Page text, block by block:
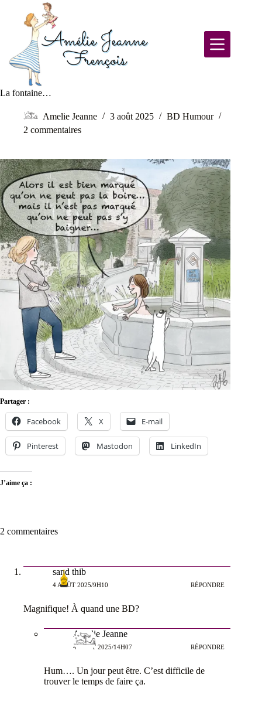
La fontaine…
Amelie Jeanne 3 août 2025
BD Humour
2 commentaires
Partager :
Facebook X E-mail
Pinterest Mastodon LinkedIn
J’aime ça :
2 commentaires
sand thib
4 AOÛT 2025/9H10 RÉPONDRE
Magnifique! À quand une BD?
Amelie Jeanne
4 AOÛT 2025/14H07 RÉPONDRE
Hum…. Un jour peut être. C’est difficile de
trouver le temps de faire ça.